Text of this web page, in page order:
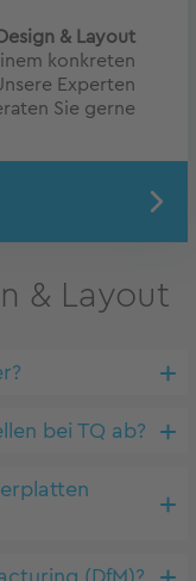
& Layout
konkreten
Experten
Sie gerne
& Layout
bei TQ ab?
(DfM)?